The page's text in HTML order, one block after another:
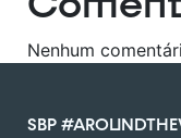
Nenhum
SBP